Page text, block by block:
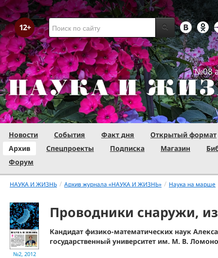
№08
Новости События Факт дня
Открытый формат
Архив
Спецпроекты Подписка Магазин
Форум
НАУКА И ЖИЗНЬ / Архив журнала «НАУКА И ЖИЗНЬ» / Наука на марше
№2, 2012
Проводники снаружи,
Кандидат физико-математических наук
государственный университет им. М. В.